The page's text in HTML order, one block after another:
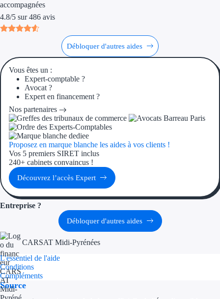
Aides Région
Aides Région
Recherche autonome
Accompagnement
accompagnées
4.8/5 sur 486 avis
Débloquer d'autres aides
Vous êtes un :
Expert-comptable ?
Avocat ?
Expert en financement ?
Nos partenaires
Proposez en marque blanche les aides à vos clients !
Vos 5 premiers SIRET inclus
240+ cabinets convaincus !
Découvrez l’accès Expert
Entreprise ?
Débloquer d'autres aides
CARSAT Midi-Pyrénées
L'essentiel de l'aide
Conditions
Compléments
Source